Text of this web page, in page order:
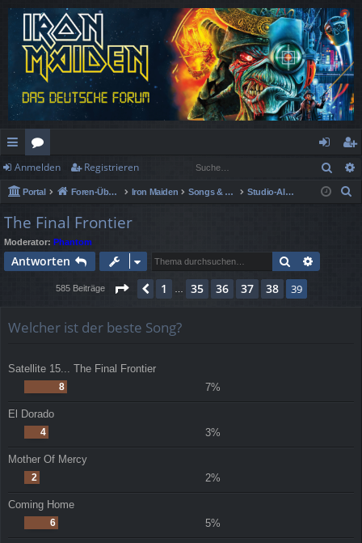
ch
ne
llz
ug
rif
or
en
n
m
eg
ist
Anmelden Registrieren
Portal Foren-Übersicht Iron Maiden Songs & Alben Spezial Studio-Alben
The Final Frontier
Moderator: Phantom
Antworten Suche
585 Beiträge Seite 39 von39
Vorherige
1 … 35 36 37 38 39
Welcher ist der beste Song?
Satellite 15... The Final Frontier
8 7%
El Dorado
4 3%
Mother Of Mercy
2 2%
Coming Home
6 5%